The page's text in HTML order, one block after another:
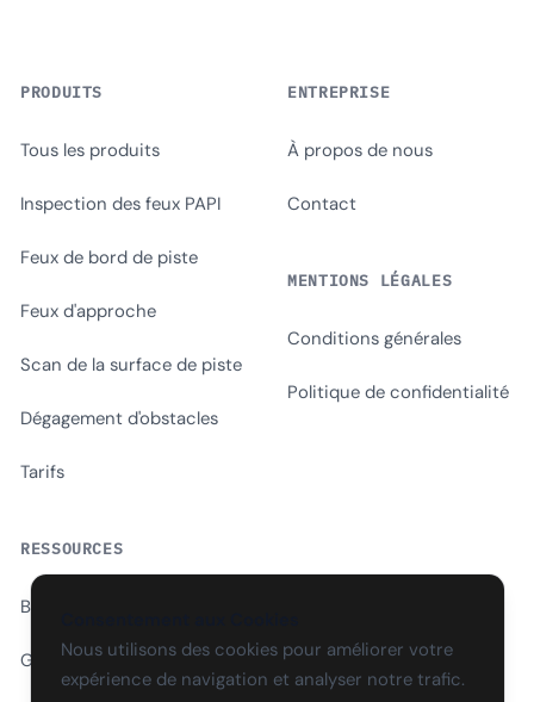
PRODUITS
Tous les produits
Inspection des feux PAPI
Feux de bord de piste
Feux d'approche
Scan de la surface de piste
Dégagement d'obstacles
Tarifs
RESSOURCES
Blog
Glossaire
ENTREPRISE
À propos de nous
Contact
MENTIONS LÉGALES
Conditions générales
Politique de confidentialité
Nous utilisons des cookies pour améliorer votre
expérience de navigation et analyser notre trafic.